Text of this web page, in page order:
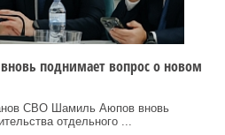
поднимает вопрос о новом
СВО Шамиль Аюпов вновь
отдельного ...